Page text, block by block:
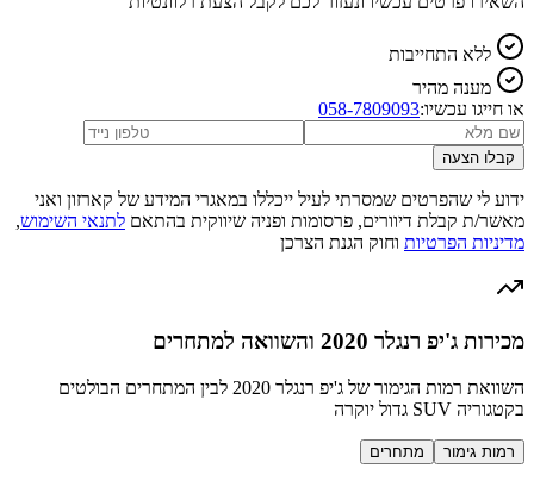
ללא התחייבות
מענה מהיר
או חייגו עכשיו:058-7809093
קבלו הצעה
ידוע לי שהפרטים שמסרתי לעיל ייכללו במאגרי המידע של קארזון ואני
מאשר/ת קבלת דיוורים, פרסומות ופניה שיווקית בהתאם לתנאי השימוש,
מדיניות הפרטיות וחוק הגנת הצרכן
מכירות ג'יפ רנגלר 2020 והשוואה למתחרים
השוואת רמות הגימור של ג'יפ רנגלר 2020 לבין המתחרים הבולטים
בקטגוריה SUV גדול יוקרה
רמות גימור מתחרים